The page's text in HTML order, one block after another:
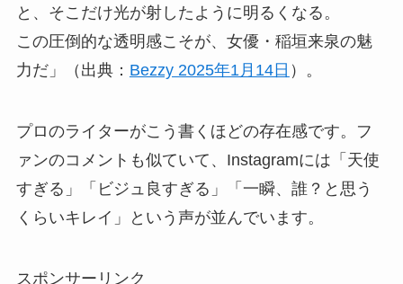
と、そこだけ光が射したように明るくなる。
この圧倒的な透明感こそが、女優・稲垣来泉の魅
力だ」（出典： Bezzy 2025年1月14日 ）。
プロのライターがこう書くほどの存在感です。フ
ァンのコメントも似ていて、Instagramには「天使
すぎる」「ビジュ良すぎる」「一瞬、誰？と思う
くらいキレイ」という声が並んでいます。
スポンサーリンク